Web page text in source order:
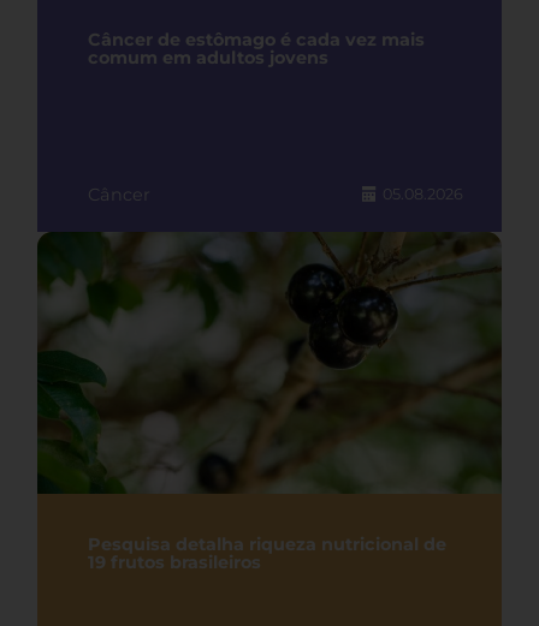
Câncer de estômago é cada vez mais
comum em adultos jovens
Câncer 05.08.2026
Pesquisa detalha riqueza nutricional de
19 frutos brasileiros